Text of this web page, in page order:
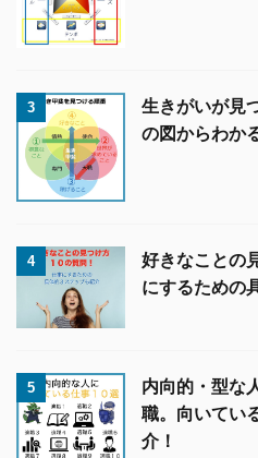
3
生きがいが見
の図からわか
4
好きなことの
にするための
5
内向的・型な
職。向いてい
介！